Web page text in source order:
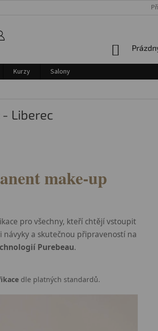
Kurzy
Salony
Liberec
make-up
pro všechny, kteří chtějí vstoupit
a skutečnou připraveností na
Purebeau.
dle platných standardů.